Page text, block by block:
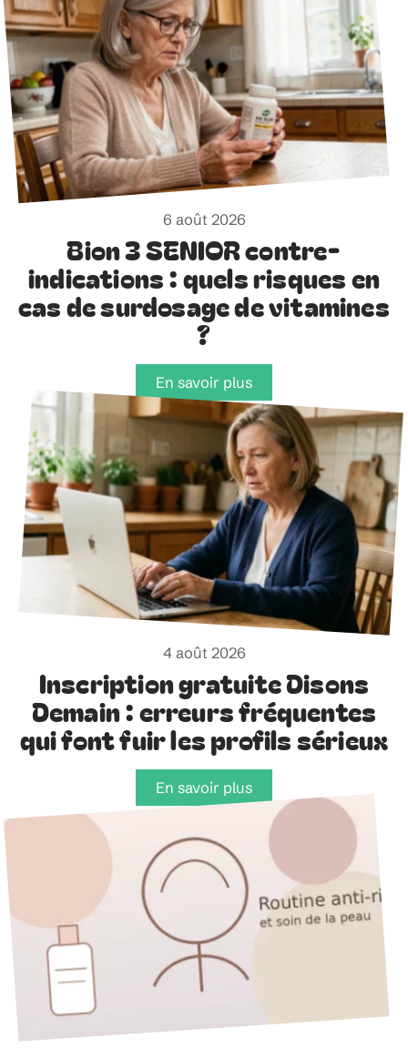
6 août 2026
Bion 3 SENIOR contre-
indications : quels risques en
cas de surdosage de vitamines
?
En savoir plus
4 août 2026
Inscription gratuite Disons
Demain : erreurs fréquentes
qui font fuir les profils sérieux
En savoir plus